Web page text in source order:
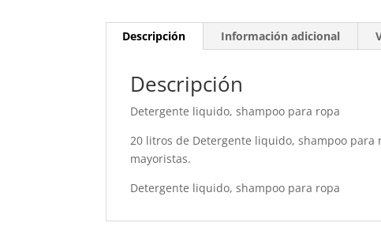
Descripción Información adicional
Descripción
Detergente liquido, shampoo para ropa
20 litros de Detergente liquido, shampoo
mayoristas.
Detergente liquido, shampoo para ropa